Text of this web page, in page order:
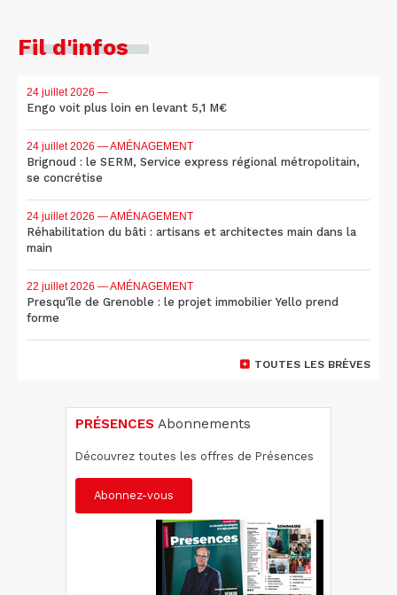
Fil d'infos
24 juillet 2026 —
Engo voit plus loin en levant 5,1 M€
24 juillet 2026 — AMÉNAGEMENT
Brignoud : le SERM, Service express régional métropolitain,
se concrétise
24 juillet 2026 — AMÉNAGEMENT
Réhabilitation du bâti : artisans et architectes main dans la
main
22 juillet 2026 — AMÉNAGEMENT
Presqu'île de Grenoble : le projet immobilier Yello prend
forme
TOUTES LES BRÈVES
PRÉSENCES Abonnements
Découvrez toutes les offres de Présences
Abonnez-vous